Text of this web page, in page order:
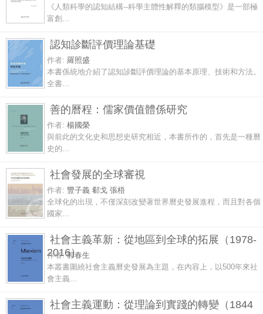
《人類科學的認知結構--科學主體性解釋的類腦模型》是一部極
富創...
認知診斷評價理論基礎
作者: 羅照盛
本書係統地介紹了認知診斷評價理論的基本原理、技術和方法。
全書...
善的曆程：儒家價值體係研究
作者: 楊國榮
與前此的文化史和思想史研究相近，本書所作的，首先是一種曆
史的...
社會發展的全球審視
作者: 豐子義 郗戈 張梧
全球化的出現，不僅深刻改變著世界曆史發展進程，而且對各個
國家...
社會主義革新：從地區到全球的拓展（1978-
2016）
作者:郭春生
本叢書圍繞社會主義曆史發展為主題，在內容上，以500年來社
會主義...
社會主義運動：從理論到實踐的轉變（1844